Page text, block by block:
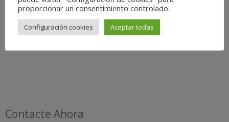
Contacte Ahora
proporcionar un consentimiento controlado.
Configuración cookies Aceptar todas